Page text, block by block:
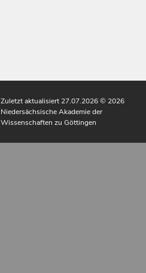
Zuletzt aktualisiert 27.07.2026© 2026
Niedersächsische Akademie der
Wissenschaften zu Göttingen